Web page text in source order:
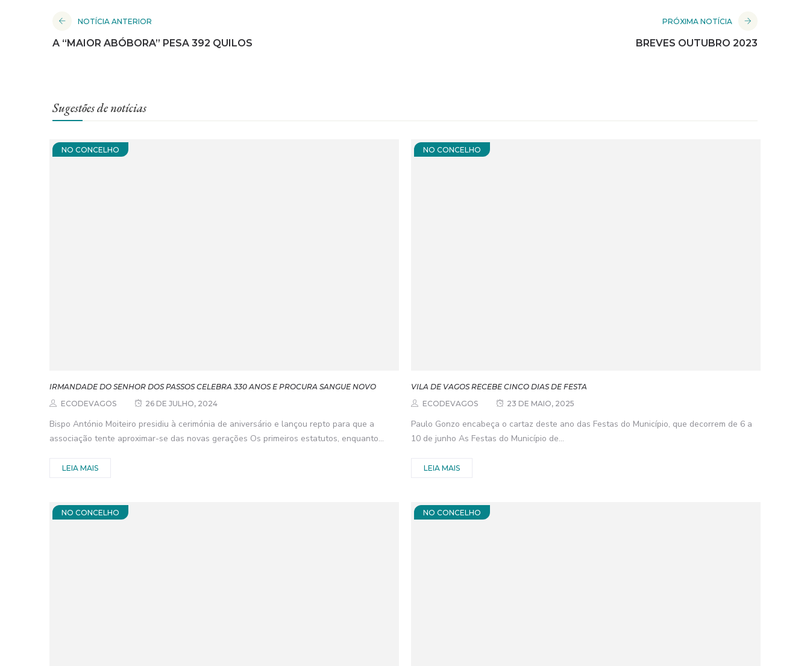
NOTÍCIA ANTERIOR
A “MAIOR ABÓBORA” PESA 392 QUILOS
PRÓXIMA NOTÍCIA
BREVES OUTUBRO 2023
Sugestões de notícias
NO CONCELHO
IRMANDADE DO SENHOR DOS PASSOS CELEBRA 330 ANOS E PROCURA SANGUE NOVO
ECODEVAGOS
26 DE JULHO, 2024
Bispo António Moiteiro presidiu à cerimónia de aniversário e lançou repto para que a
associação tente aproximar-se das novas gerações Os primeiros estatutos, enquanto...
LEIA MAIS
NO CONCELHO
VILA DE VAGOS RECEBE CINCO DIAS DE FESTA
ECODEVAGOS
23 DE MAIO, 2025
Paulo Gonzo encabeça o cartaz deste ano das Festas do Município, que decorrem de 6 a
10 de junho As Festas do Município de...
LEIA MAIS
NO CONCELHO NO CONCELHO